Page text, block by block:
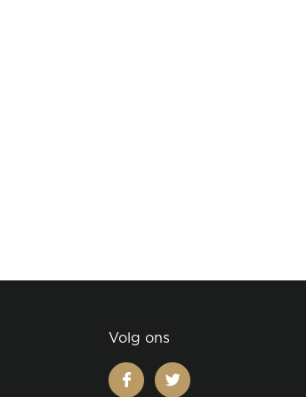
Volg ons
facebooktwitter